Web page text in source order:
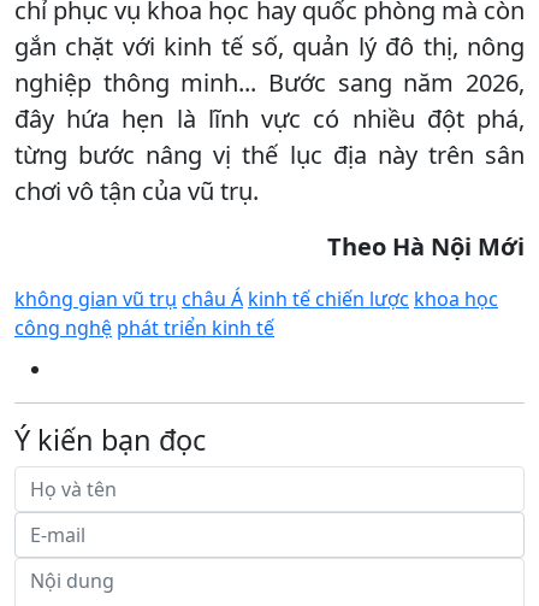
chỉ phục vụ khoa học hay quốc phòng mà còn
gắn chặt với kinh tế số, quản lý đô thị, nông
nghiệp thông minh... Bước sang năm 2026,
đây hứa hẹn là lĩnh vực có nhiều đột phá,
từng bước nâng vị thế lục địa này trên sân
chơi vô tận của vũ trụ.
Theo Hà Nội Mới
không gian vũ trụ châu Á kinh tế chiến lược khoa học
công nghệ phát triển kinh tế
Ý kiến bạn đọc